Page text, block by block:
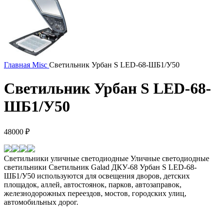
Главная Misc Светильник Урбан S LED-68-ШБ1/У50
Светильник Урбан S LED-68-
ШБ1/У50
48000 ₽
Светильники уличные светодиодные Уличные светодиодные
светильники Светильник Galad ДКУ-68 Урбан S LED-68-
ШБ1/У50 используются для освещения дворов, детских
площадок, аллей, автостоянок, парков, автозаправок,
железнодорожных переездов, мостов, городских улиц,
автомобильных дорог.